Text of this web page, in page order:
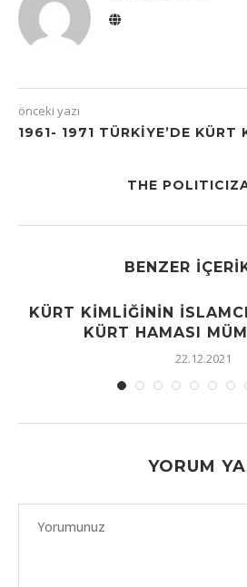
önceki yazı
1961- 1971 TÜRKIYE’DE KÜRT
THE
BENZER
KÜRT KIMLIĞININ
KÜRT HAMASI
22.12.2021
YORUM